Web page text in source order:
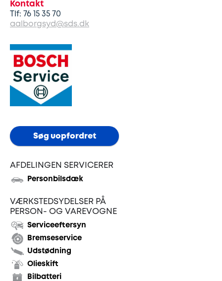
Olieskift
Reparation
af
stenslag
4
Støddæmpere
og
fjedre
Tandrem
Trailertjek
Sikkerhed
Sommerdæk
Synstjek
Vinterdæk
Kontakt
Tlf: 76 15 35 70
aalborgsyd@sds.dk
Søg uopfordret
AFDELINGEN SERVICERER
Personbilsdæk
VÆRKSTEDSYDELSER PÅ
PERSON- OG VAREVOGNE
Serviceeftersyn
Bremseservice
Udstødning
Olieskift
Bilbatteri